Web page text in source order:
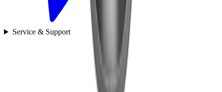
Service & Support